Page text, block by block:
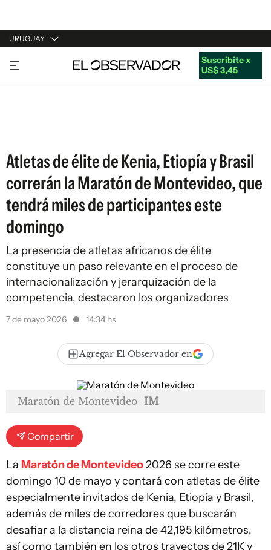
URUGUAY
URUGUAY
ARGENTINA
Suscribite x
US$ 3,45
Atletas de élite de Kenia, Etiopía y Brasil
correrán la Maratón de Montevideo, que
tendrá miles de participantes este
domingo
La presencia de atletas africanos de élite
constituye un paso relevante en el proceso de
internacionalización y jerarquización de la
competencia, destacaron los organizadores
7 de mayo 2026 14:34 hs
Agregar El Observador en
Maratón de Montevideo IM
Compartir
La Maratón de Montevideo2026 se corre este
domingo 10 de mayo y contará con atletas de élite
especialmente invitados de Kenia, Etiopía y Brasil,
además de miles de corredores que buscarán
desafiar a la distancia reina de 42,195 kilómetros,
así como también en los otros trayectos de 21K y